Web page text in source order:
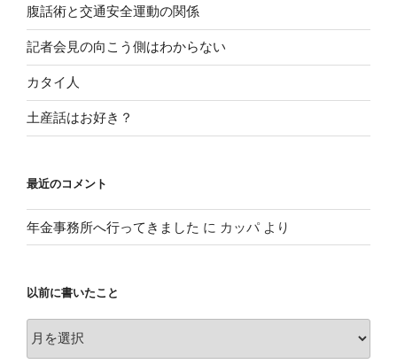
腹話術と交通安全運動の関係
記者会見の向こう側はわからない
カタイ人
土産話はお好き？
最近のコメント
年金事務所へ行ってきました に カッパより
以前に書いたこと
前